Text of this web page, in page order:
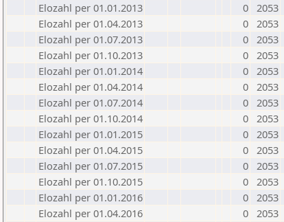
Elozahl per 01.01.2013
0 2053
Elozahl per 01.04.2013
0 2053
Elozahl per 01.07.2013
0 2053
Elozahl per 01.10.2013
0 2053
Elozahl per 01.01.2014
0 2053
Elozahl per 01.04.2014
0 2053
Elozahl per 01.07.2014
0 2053
Elozahl per 01.10.2014
0 2053
Elozahl per 01.01.2015
0 2053
Elozahl per 01.04.2015
0 2053
Elozahl per 01.07.2015
0 2053
Elozahl per 01.10.2015
0 2053
Elozahl per 01.01.2016
0 2053
Elozahl per 01.04.2016
0 2053